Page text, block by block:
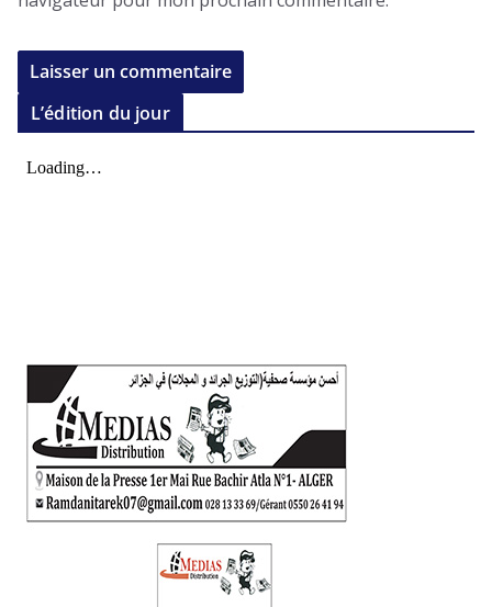
L’édition du jour